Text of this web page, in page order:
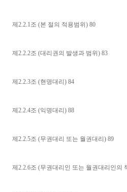
제2.2.1조 (본 절의 적용범위) 80
제2.2.2조 (대리권의 발생과 범위) 83
제2.2.3조 (현명대리) 84
제2.2.4조 (익명대리) 88
제2.2.5조 (무권대리 또는 월권대리) 89
제2.2.6조 (무권대리인 또는 월권대리인의